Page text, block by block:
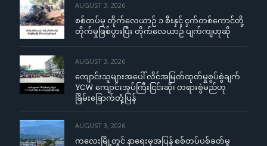
AUGUST 3, 2026
စစ်တပ်မှ တိုက်လေယာဉ် ၁ စီးနှင့် ငှက်တစ်ကောင်တို့
တိုက်မှုဖြစ်ပွားပြီး တိုက်လေယာဉ် ပျက်ကျဟုဆို
AUGUST 3, 2026
ကျောင်းသူများအပေါ် လိင်အမြတ်ထုတ်မှုစွပ်စွဲချက်
YCW ကျောင်းအုပ်ကြီးငြင်းဆို၊ တရားစွဲမည်ဟု
ခြိမ်းခြောက်တုံ့ပြန်
AUGUST 3, 2026
ကလေးမြို့တွင် နာရေးမှအပြန် စစ်တပ်ပစ်ခတ်မှု